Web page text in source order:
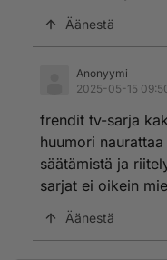
Äänestä
Anonyymi
2025-05-15
frendit tv-sarja
huumori
säätämistä ja
sarjat ei oikein
Äänestä